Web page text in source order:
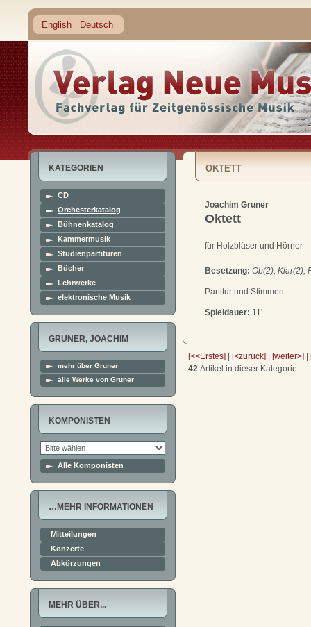
English Deutsch
KATEGORIEN
CD
Orchesterkatalog
Bühnenkatalog
Kammermusik
Studienpartituren
Bücher
Lehrwerke
elektronische Musik
GRUNER, JOACHIM
mehr über Gruner
alle Werke von Gruner
KOMPONISTEN
Alle Komponisten
…MEHR INFORMATIONEN
Mitteilungen
Konzerte
Abkürzungen
MEHR ÜBER...
OKTETT
Joachim Gruner
Oktett
für Holzbläser und Hörner
Besetzung: Ob(2), Klar(2),
Partitur und Stimmen
Spieldauer: 11'
[<<Erstes] [<zurück] [weiter>]
42 Artikel in dieser Kategorie